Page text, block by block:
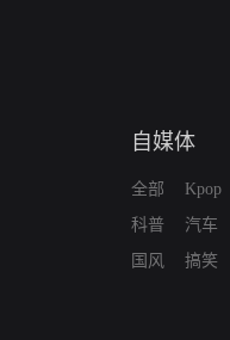
自媒体
全部
科普
国风
Kpop
汽车
搞笑